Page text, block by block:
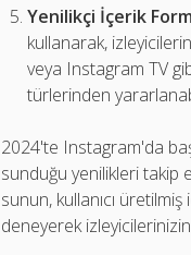
Yenilikçi İçerik
kullanarak,
veya Instagram TV
türlerinden
2024'te Instagram'da
sunduğu yenilikleri takip
sunun, kullanıcı
deneyerek